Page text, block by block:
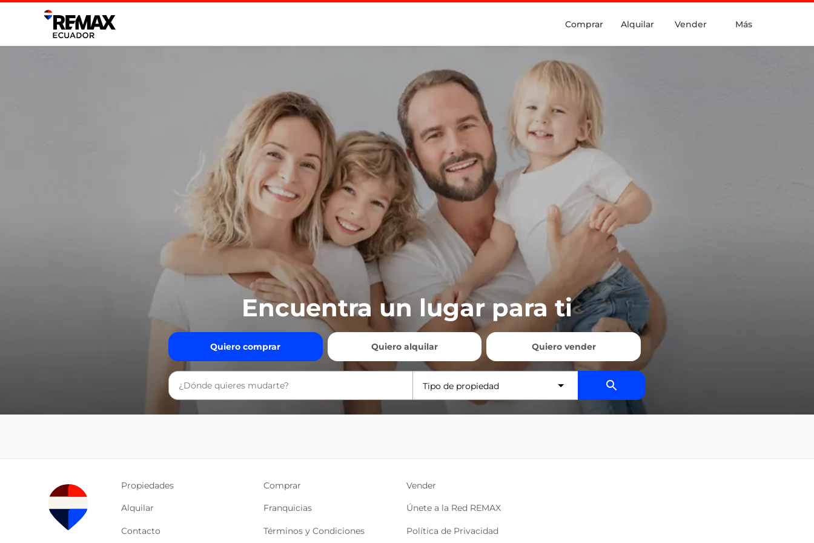
Comprar Alquilar Vender Más
Encuentra un lugar para ti
Quiero comprar Quiero alquilar Quiero vender
Tipo de propiedad
Propiedades Comprar Vender
Alquilar Franquicias Únete a la Red REMAX
Contacto Términos y Condiciones Política de Privacidad